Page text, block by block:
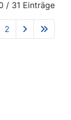
/ 31 Einträge
2